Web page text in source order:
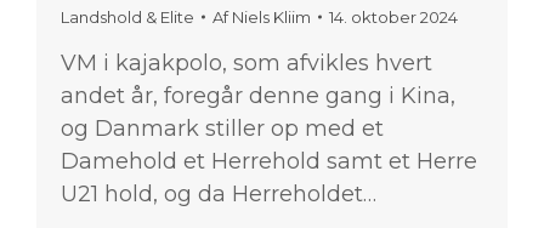
Landshold & Elite AfNiels Kliim 14. oktober 2024
VM i kajakpolo, som afvikles hvert
andet år, foregår denne gang i Kina,
og Danmark stiller op med et
Damehold et Herrehold samt et Herre
U21 hold, og da Herreholdet…